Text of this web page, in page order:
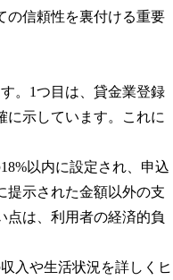
の信頼性を裏付ける重要
。1つ目は、貸金業登録
に示しています。これに
以内に設定され、申込
提示された金額以外の支
点は、利用者の経済的負
入や生活状況を詳しくヒ